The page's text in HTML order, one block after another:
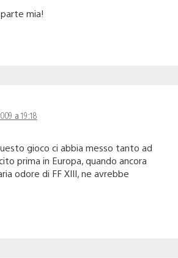
mia!
a 19:18
gioco ci abbia messo tanto ad
prima in Europa, quando ancora
odore di FF XIII, ne avrebbe